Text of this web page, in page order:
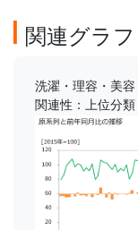
関連グラフ
洗濯・理容・美
関連性：上位分類